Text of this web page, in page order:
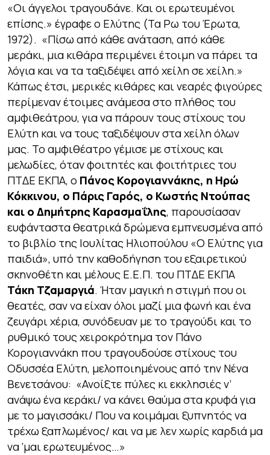
«Οι άγγελοι τραγουδάνε. Και οι ερωτευμένοι
επίσης.» έγραφε ο Ελύτης (Τα Ρω του Έρωτα,
1972). «Πίσω από κάθε ανάταση, από κάθε
μεράκι, μια κιθάρα περιμένει έτοιμη να πάρει τα
λόγια και να τα ταξιδέψει από χείλη σε χείλη.»
Κάπως έτσι, μερικές κιθάρες και νεαρές φιγούρες
περίμεναν έτοιμες ανάμεσα στο πλήθος του
αμφιθεάτρου, για να πάρουν τους στίχους του
Ελύτη και να τους ταξιδέψουν στα χείλη όλων
μας. Το αμφιθέατρο γέμισε με στίχους και
μελωδίες, όταν φοιτητές και φοιτήτριες του
ΠΤΔΕ ΕΚΠΑ, ο Πάνος Κορογιαννάκης, η Ηρώ
Κόκκινου, ο Πάρις Γαρός, ο Κωστής Ντούπας
και ο Δημήτρης Καρασμαΐλης, παρουσίασαν
ευφάνταστα θεατρικά δρώμενα εμπνευσμένα από
το βιβλίο της Ιουλίτας Ηλιοπούλου «Ο Ελύτης για
παιδιά», υπό την καθοδήγηση του εξαιρετικού
σκηνοθέτη και μέλους Ε.Ε.Π. του ΠΤΔΕ ΕΚΠΑ
Τάκη Τζαμαργιά. Ήταν μαγική η στιγμή που οι
θεατές, σαν να είχαν όλοι μαζί μια φωνή και ένα
ζευγάρι χέρια, συνόδευαν με το τραγούδι και το
ρυθμικό τους χειροκρότημα τον Πάνο
Κορογιαννάκη που τραγουδούσε στίχους του
Οδυσσέα Ελύτη, μελοποιημένους από την Νένα
Βενετσάνου: «Ανοίξτε πύλες κι εκκλησιές ν’
ανάψω ένα κεράκι/ να κάνει θαύμα στα κρυφά για
με το μαγισσάκι/ Που να κοιμάμαι ξυπνητός να
τρέχω ξαπλωμένος/ και να με λεν χωρίς καρδιά μα
να ‘μαι ερωτευμένος…»